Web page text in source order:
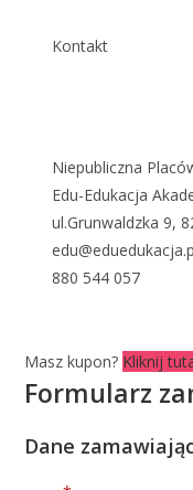
Kontakt
Niepubliczna
Edu-Edukacja
ul.Grunwaldzka 9,
880 544 057
Masz kupon? Kliknij
Formularz
Dane